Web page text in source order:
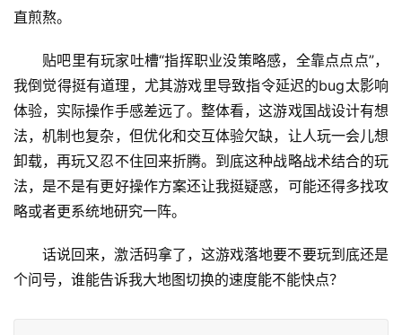
直煎熬。
贴吧里有玩家吐槽“指挥职业没策略感，全靠点点点”，
我倒觉得挺有道理，尤其游戏里导致指令延迟的bug太影响
体验，实际操作手感差远了。整体看，这游戏国战设计有想
法，机制也复杂，但优化和交互体验欠缺，让人玩一会儿想
卸载，再玩又忍不住回来折腾。到底这种战略战术结合的玩
法，是不是有更好操作方案还让我挺疑惑，可能还得多找攻
略或者更系统地研究一阵。
话说回来，激活码拿了，这游戏落地要不要玩到底还是
个问号，谁能告诉我大地图切换的速度能不能快点？